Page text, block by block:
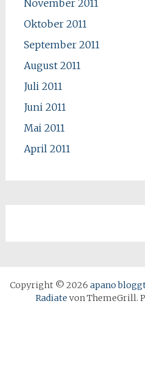
November 2011
Oktober 2011
September 2011
August 2011
Juli 2011
Juni 2011
Mai 2011
April 2011
Copyright © 2026 apano
Radiate von ThemeGrill.